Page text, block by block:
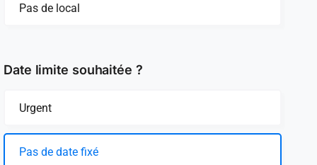
Pas de local
Date limite souhaitée ?
Urgent
Pas de date fixé